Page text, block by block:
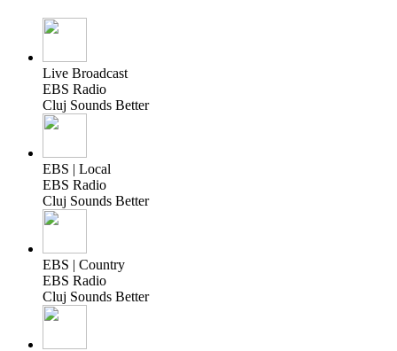
Live Broadcast
EBS Radio
Cluj Sounds Better
EBS | Local
EBS Radio
Cluj Sounds Better
EBS | Country
EBS Radio
Cluj Sounds Better